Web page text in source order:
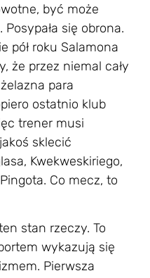
być może
się obrona.
pół roku Salamona
że przez niemal cały
para
ostatnio klub
trener musi
sklecić
Kwekweskiriego,
Co mecz, to
stan rzeczy. To
wykazują się
Pierwsza